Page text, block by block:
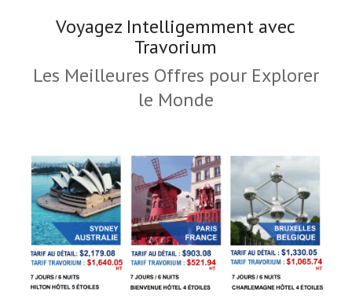
Voyagez Intelligemment avec
Travorium
Les Meilleures Offres pour Explorer
le Monde